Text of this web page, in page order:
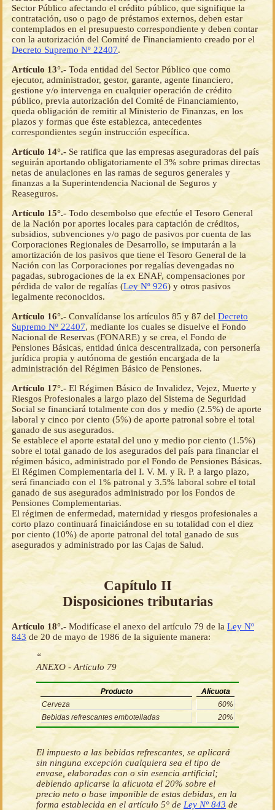
Sector Público afectando el crédito público, que signifique la
contratación, uso o pago de préstamos externos, deben estar
contemplados en el presupuesto correspondiente y deben contar
con la autorización del Comité de Financiamiento creado por el
Decreto Supremo Nº 22407.
Artículo 13°.- Toda entidad del Sector Público que como
ejecutor, administrador, gestor, garante, agente financiero,
gestione y/o intervenga en cualquier operación de crédito
público, previa autorización del Comité de Financiamiento,
queda obligación de remitir al Ministerio de Finanzas, en los
plazos y formas que éste establezca, antecedentes
correspondientes según instrucción específica.
Artículo 14°.- Se ratifica que las empresas aseguradoras del país
seguirán aportando obligatoriamente el 3% sobre primas directas
netas de anulaciones en las ramas de seguros generales y
finanzas a la Superintendencia Nacional de Seguros y
Reaseguros.
Artículo 15°.- Todo desembolso que efectúe el Tesoro General
de la Nación por aportes locales para captación de créditos,
subsidios, subvenciones y/o pago de pasivos por cuenta de las
Corporaciones Regionales de Desarrollo, se imputarán a la
amortización de los pasivos que tiene el Tesoro General de la
Nación con las Corporaciones por regalías devengadas no
pagadas, subrogaciones de la ex ENAF, compensaciones por
pérdida de valor de regalías (Ley Nº 926) y otros pasivos
legalmente reconocidos.
Artículo 16°.- Convalídanse los artículos 85 y 87 delDecreto
Supremo Nº 22407, mediante los cuales se disuelve el Fondo
Nacional de Reservas (FONARE) y se crea, el Fondo de
Pensiones Básicas, entidad única descentralizada, con personería
jurídica propia y autónoma de gestión encargada de la
administración del Régimen Básico de Pensiones.
Artículo 17°.- El Régimen Básico de Invalidez, Vejez, Muerte y
Riesgos Profesionales a largo plazo del Sistema de Seguridad
Social se financiará totalmente con dos y medio (2.5%) de aporte
laboral y cinco por ciento (5%) de aporte patronal sobre el total
ganado de sus asegurados.
Se establece el aporte estatal del uno y medio por ciento (1.5%)
sobre el total ganado de los asegurados del país para financiar el
régimen básico, administrado por el Fondo de Pensiones Básicas.
El Régimen Complementaria del I. V. M. y R. P. a largo plazo,
será financiado con el 1% patronal y 3.5% laboral sobre el total
ganado de sus asegurados administrado por los Fondos de
Pensiones Complementarias.
El régimen de enfermedad, maternidad y riesgos profesionales a
corto plazo continuará finaiciándose en su totalidad con el diez
por ciento (10%) de aporte patronal del total ganado de sus
asegurados y administrado por las Cajas de Salud.
Capítulo II
Disposiciones tributarias
Artículo 18°.- Modifícase el anexo del artículo 79 de la Ley Nº
843 de 20 de mayo de 1986 de la siguiente manera:
“
ANEXO - Artículo 79
Producto
Alícuota
Cerveza
60%
Bebidas refrescantes embotelladas
20%
El impuesto a las bebidas refrescantes, se aplicará
sin ninguna excepción cualquiera sea el tipo de
envase, elaboradas con o sin esencia artificial;
debiendo aplicarse la alicuota el 20% sobre el
precio neto o base imponible de estas debidas, en la
forma establecida en el artículo 5° de Ley Nº 843 de